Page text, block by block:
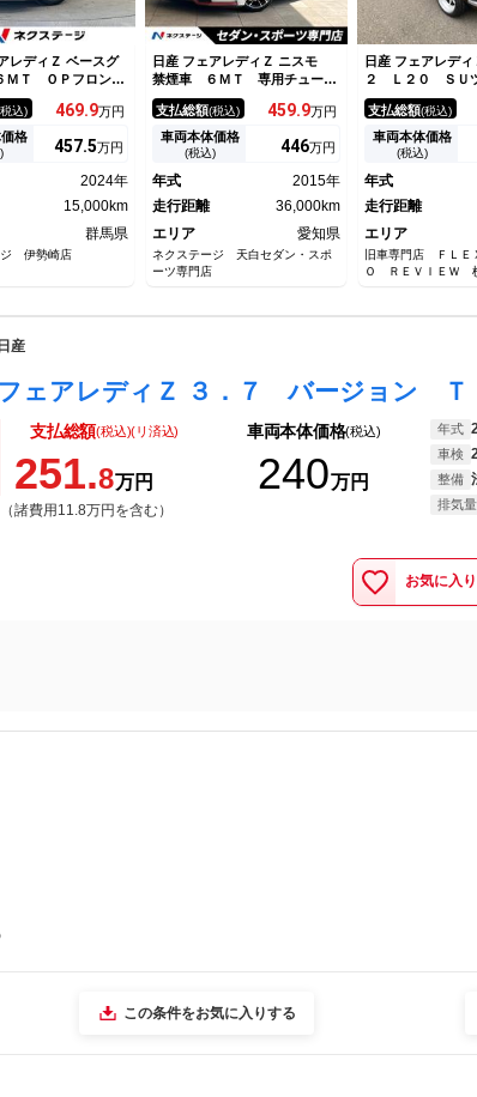
レディＺ ベースグ
ＭＴ ＯＰフロント
ーボンリアスポイ
車 １オーナー タ
ニッサンコネクト
運転支援技術 フル
カメラ ＥＴＣ
込) 469.9万円
格
457.5万円
2024年
15,000km
群馬県
ジ 伊勢崎店
日産 フェアレディＺ ニスモ
禁煙車 ６ＭＴ 専用チューニ
ングコンピュータ ブラック加
飾ＨＩＤヘッドライト ＲＡＹ
Ｓ製純正１９インチＡＷ 専用
ダンパー ＲＥＣＡＲＯ製シー
ム レッドキャリパー バック
カメラ
支払総額(税込) 459.9万円
車両本体価格
(税込) 446万円
年式
2015年
走行距離
36,000km
エリア
愛知県
ネクステージ 天白セダン・スポ
ーツ専門店
日産 フェアレデ
２ Ｌ２０ ＳＵ
ブ ローダウン 新
ンＡＷ 新品タイ
０ 規制前
支払総額(税込)
車両本体価格
(税込)
年式
走行距離
エリア
旧車専門店 ＦＬ
Ｏ ＲＥＶＩＥＷ
日産
支払総額(税込)(リ済込)
251.8万円
（諸費用11.8万円を含む）
車両本体価格(税込)
240万円
年式
車検
整備
排気量
お気に入り
この条件をお気に入りする